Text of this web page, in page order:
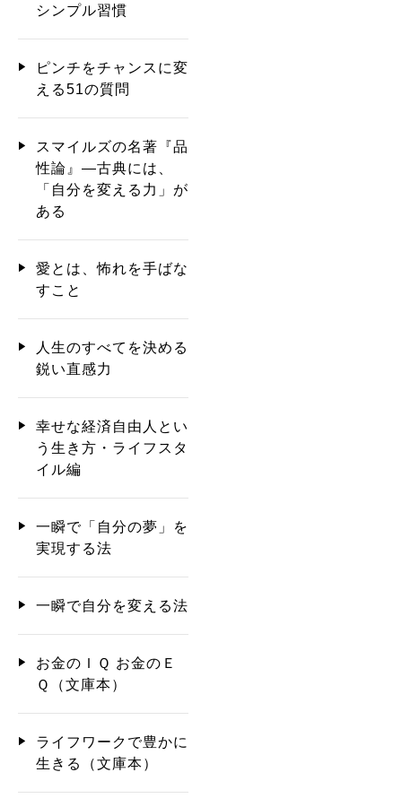
シンプル習慣
ピンチをチャンスに変
える51の質問
スマイルズの名著『品
性論』―古典には、
「自分を変える力」が
ある
愛とは、怖れを手ばな
すこと
人生のすべてを決める
鋭い直感力
幸せな経済自由人とい
う生き方・ライフスタ
イル編
一瞬で「自分の夢」を
実現する法
一瞬で自分を変える法
お金のＩＱ お金のＥ
Ｑ（文庫本）
ライフワークで豊かに
生きる（文庫本）